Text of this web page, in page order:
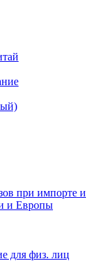
при импорте и
и Европы
для физ. лиц